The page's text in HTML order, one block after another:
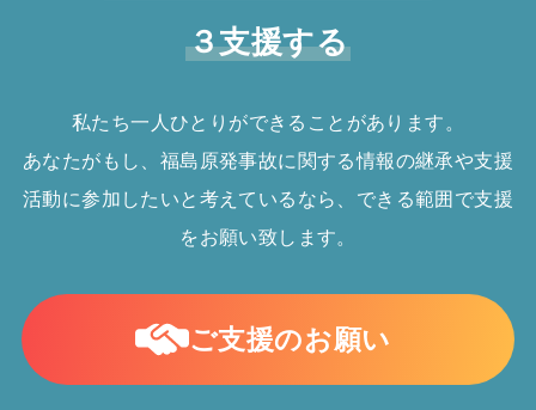
３支援する
私たち一人ひとりができることがあります。
あなたがもし、福島原発事故に関する情報の継承や支援
活動に参加したいと考えているなら、できる範囲で支援
をお願い致します。
ご支援のお願い